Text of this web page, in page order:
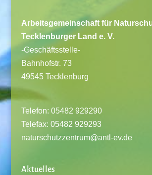
Arbeitsgemeinschaft für
Tecklenburger Land e. V.
-Geschäftsstelle-
Bahnhofstr. 73
49545 Tecklenburg
Telefon: 05482 929290
Telefax: 05482 929293
naturschutzzentrum@antl-ev.de
Aktuelles